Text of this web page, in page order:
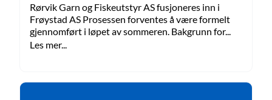
Rørvik Garn og Fiskeutstyr AS fusjoneres inn i
Frøystad AS Prosessen forventes å være formelt
gjennomført i løpet av sommeren. Bakgrunn for...
Les mer...